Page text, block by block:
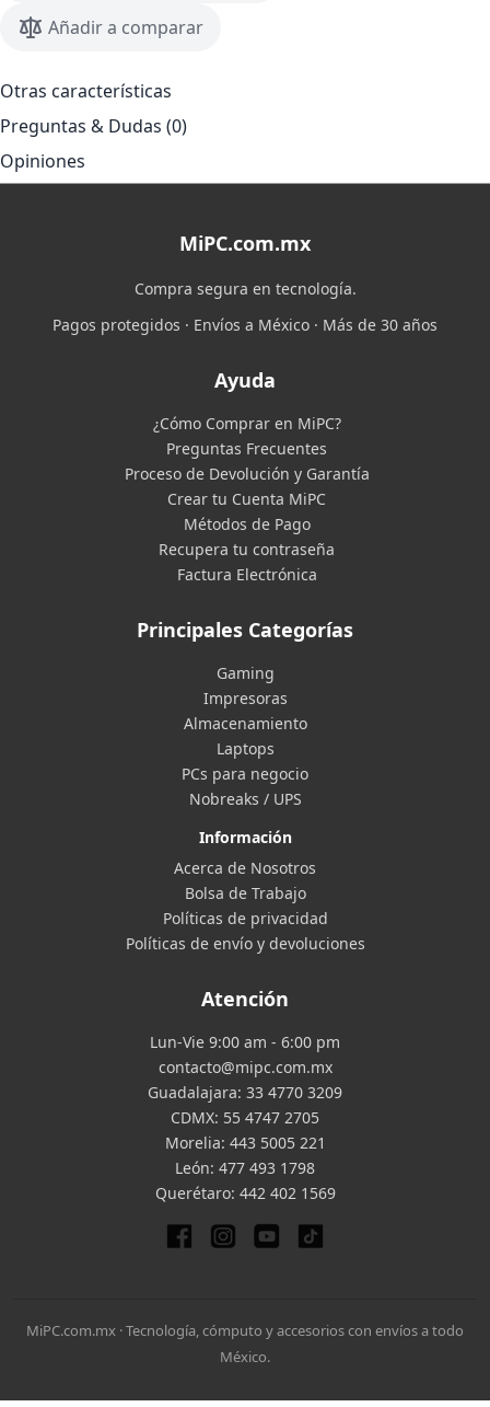
Añadir a comparar
Otras características
Preguntas & Dudas (0)
Opiniones
MiPC.com.mx
Compra segura en tecnología.
Pagos protegidos · Envíos a México · Más de 30 años
Ayuda
¿Cómo Comprar en MiPC?
Preguntas Frecuentes
Proceso de Devolución y Garantía
Crear tu Cuenta MiPC
Métodos de Pago
Recupera tu contraseña
Factura Electrónica
Principales Categorías
Gaming
Impresoras
Almacenamiento
Laptops
PCs para negocio
Nobreaks / UPS
Información
Acerca de Nosotros
Bolsa de Trabajo
Políticas de privacidad
Políticas de envío y devoluciones
Atención
Lun-Vie 9:00 am - 6:00 pm
contacto@mipc.com.mx
Guadalajara: 33 4770 3209
CDMX: 55 4747 2705
Morelia: 443 5005 221
León: 477 493 1798
Querétaro: 442 402 1569
MiPC.com.mx · Tecnología, cómputo y accesorios con envíos a todo
México.